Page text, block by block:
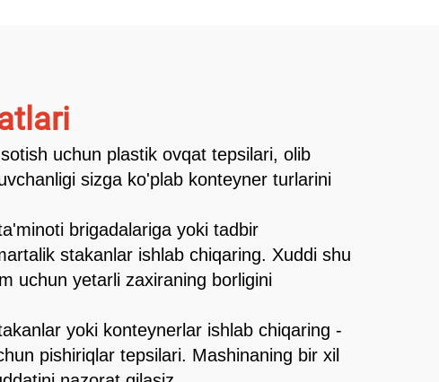
uchun plastik ovqat tepsilari, olib
sizga ko'plab konteyner turlarini
brigadalariga yoki tadbir
stakanlar ishlab chiqaring. Xuddi shu
uchun yetarli zaxiraning borligini
yoki konteynerlar ishlab chiqaring -
pishiriqlar tepsilari. Mashinaning bir xil